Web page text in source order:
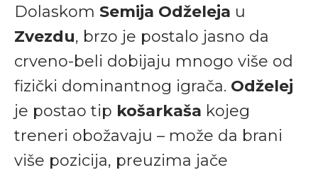
Dolaskom Semija Odželeja u
Zvezdu, brzo je postalo jasno da
crveno-beli dobijaju mnogo više od
fizički dominantnog igrača. Odželej
je postao tip košarkaša kojeg
treneri obožavaju – može da brani
više pozicija, preuzima jače